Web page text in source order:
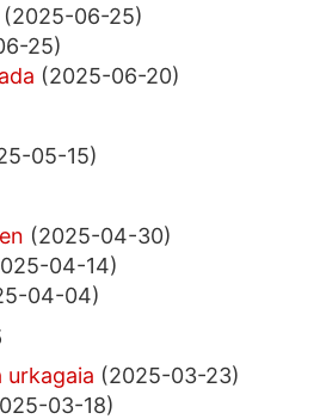
(2025-06-25)
25)
(2025-06-20)
05-15)
(2025-04-30)
04-14)
04-04)
urkagaia (2025-03-23)
03-18)